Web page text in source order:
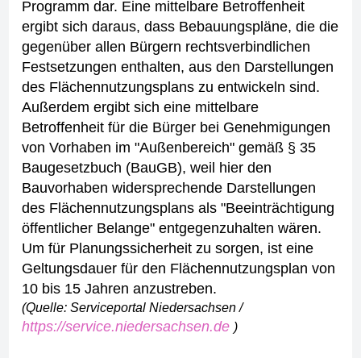
Programm dar. Eine mittelbare Betroffenheit
ergibt sich daraus, dass Bebauungspläne, die die
gegenüber allen Bürgern rechtsverbindlichen
Festsetzungen enthalten, aus den Darstellungen
des Flächennutzungsplans zu entwickeln sind.
Außerdem ergibt sich eine mittelbare
Betroffenheit für die Bürger bei Genehmigungen
von Vorhaben im "Außenbereich" gemäß § 35
Baugesetzbuch (BauGB), weil hier den
Bauvorhaben widersprechende Darstellungen
des Flächennutzungsplans als "Beeinträchtigung
öffentlicher Belange" entgegenzuhalten wären.
Um für Planungssicherheit zu sorgen, ist eine
Geltungsdauer für den Flächennutzungsplan von
10 bis 15 Jahren anzustreben.
(Quelle: Serviceportal Niedersachsen /
https://service.niedersachsen.de )